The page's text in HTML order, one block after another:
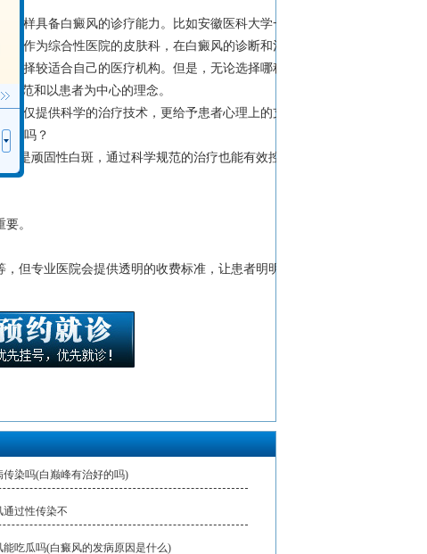
样具备白癜风的诊疗能力。比如安徽医科大学一
作为综合性医院的皮肤科，在白癜风的诊断和治
择较适合自己的医疗机构。但是，无论选择哪种
范和以患者为中心的理念。
仅提供科学的治疗技术，更给予患者心理上的支
好吗？
是顽固性白斑，通过科学规范的治疗也能有效控制
。
但专业医院会提供透明的收费标准，让患者明明白
传染吗(白巅峰有治好的吗)
通过性传染不
能吃瓜吗(白癜风的发病原因是什么)